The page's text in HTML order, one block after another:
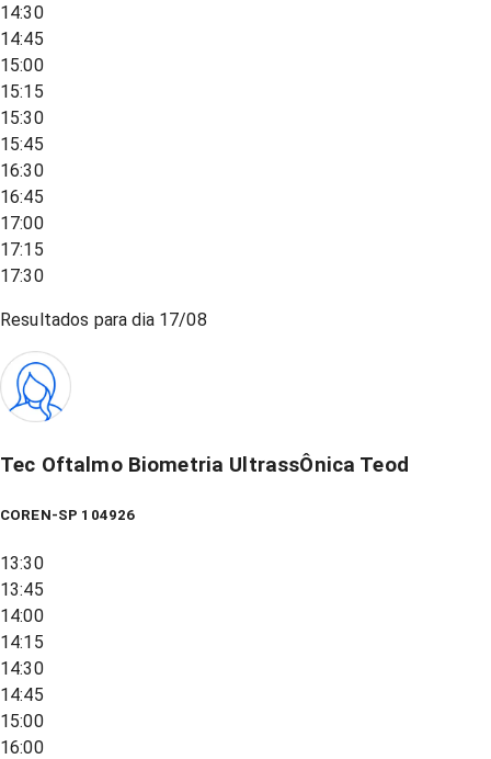
14:30
14:45
15:00
15:15
15:30
15:45
16:30
16:45
17:00
17:15
17:30
Resultados para dia 17/08
Tec Oftalmo Biometria UltrassÔnica Teod
COREN-SP 104926
13:30
13:45
14:00
14:15
14:30
14:45
15:00
16:00